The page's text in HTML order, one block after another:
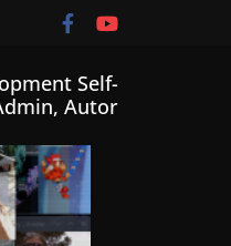
Self-
Autor